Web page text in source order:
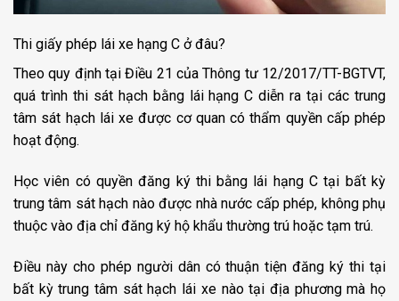
Thi giấy phép lái xe hạng C ở đâu?
Theo quy định tại Điều 21 của Thông tư 12/2017/TT-BGTVT,
quá trình thi sát hạch bằng lái hạng C diễn ra tại các trung
tâm sát hạch lái xe được cơ quan có thẩm quyền cấp phép
hoạt động.
Học viên có quyền đăng ký thi bằng lái hạng C tại bất kỳ
trung tâm sát hạch nào được nhà nước cấp phép, không phụ
thuộc vào địa chỉ đăng ký hộ khẩu thường trú hoặc tạm trú.
Điều này cho phép người dân có thuận tiện đăng ký thi tại
bất kỳ trung tâm sát hạch lái xe nào tại địa phương mà họ